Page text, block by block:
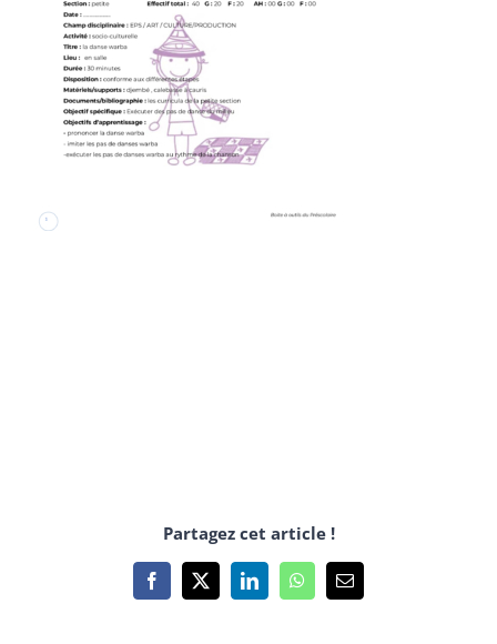
Activité socio-culturelle _ La danse warba
Partagez cet article !
Facebook
X LinkedInWhatsApp
Email